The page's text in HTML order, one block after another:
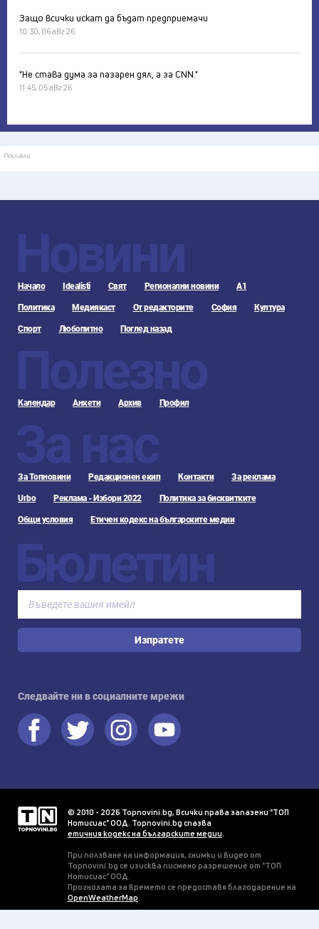
Защо всички искат да бъдат предприемачи
10:30, 06 авг 26
"Не става дума за пазарен дял, а за CNN."
11:45, 05 авг 26
Реклама
Новини
Начало Idealisti Свят Регионални новини А1
Политика Медиякаст От редакторите София Култура
Спорт Любопитно Поглед назад
Полезно
Календар Анкети Архив Профил
За нас
За Топновини Редакционен екип Контакти За реклама
Urbo Реклама - Избори 2022 Политика за бисквитките
Общи условия Етичен кодекс на българските медии
Бюлетин
Изпратете
Следвайте ни в социалните мрежи
© 2010 - 2026 Topnovini.bg, Всички права запазени "ТОП
Нотисиас" ООД. Topnovini.bg спазва
етичния кодекс на българските медии.
При ползване на информация, снимки и видео от
Topnovini.bg се изисква писмено разрешение от "ТОП
Нотисиас" ООД.
Прогнозата за времето се предоставя благодарение на
OpenWeatherMap.